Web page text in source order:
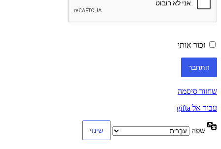
זכור אותי
שחזור סיסמה
עבור אל gifta
שפה